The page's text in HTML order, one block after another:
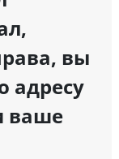
вы
адресу
ваше